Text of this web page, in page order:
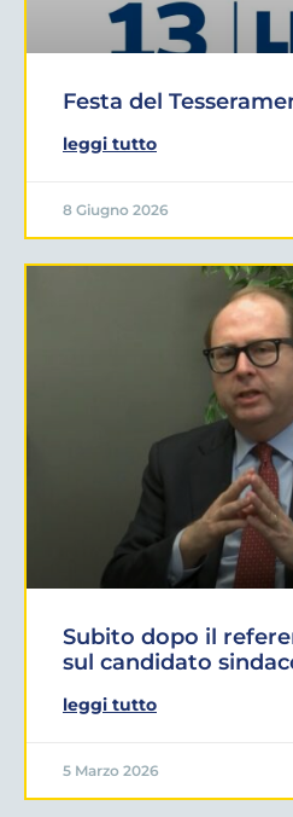
Festa del
leggi tutto
8 Giugno 2026
Subito dopo il
sul candidato
leggi tutto
5 Marzo 2026